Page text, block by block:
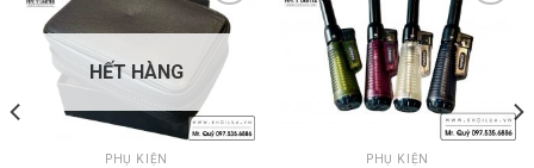
Add to
wishlist
HẾT HÀNG
PHỤ KIỆN
Add to
wishlist
PHỤ KIỆN